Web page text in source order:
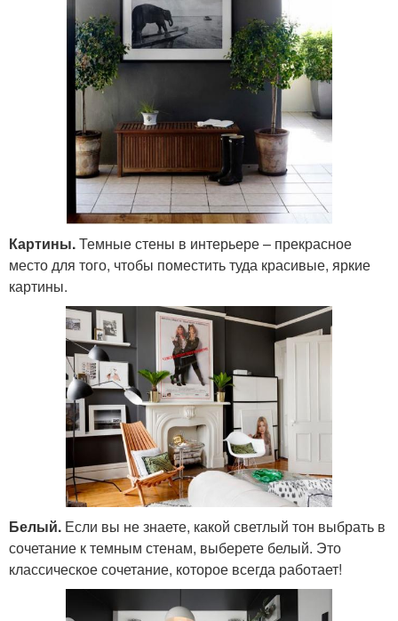
Картины.Темные стены в интерьере – прекрасное
место для того, чтобы поместить туда красивые, яркие
картины.
Белый. Если вы не знаете, какой светлый тон выбрать в
сочетание к темным стенам, выберете белый. Это
классическое сочетание, которое всегда работает!